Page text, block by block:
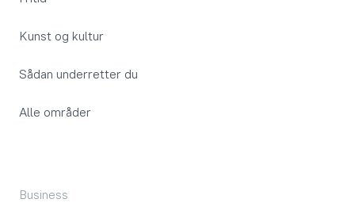
Kunst og kultur
Sådan underretter du
Alle områder
Business